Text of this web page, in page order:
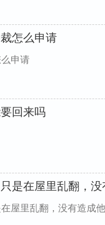
怎么申请
申请
回来吗
是在屋里乱翻，
屋里乱翻，没有造成